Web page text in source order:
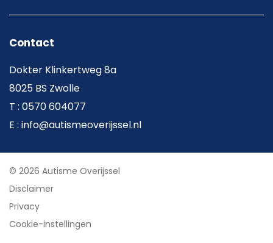
Contact
Dokter Klinkertweg 8a
8025 BS Zwolle
T : 0570 604077
E : info@autismeoverijssel.nl
© 2026 Autisme Overijssel
Disclaimer
Privacy
Cookie-instellingen